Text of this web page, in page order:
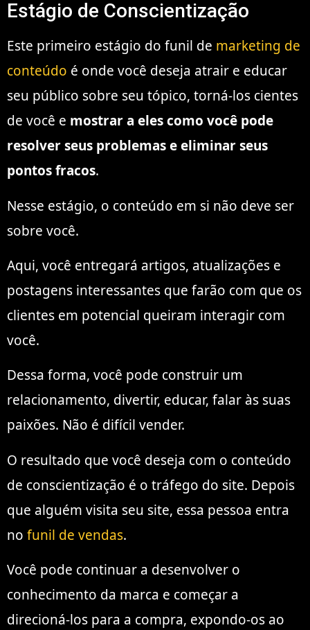
Estágio de Conscientização
Este primeiro estágio do funil de marketing de
conteúdo é onde você deseja atrair e educar
seu público sobre seu tópico, torná-los cientes
de você e mostrar a eles como você pode
resolver seus problemas e eliminar seus
pontos fracos.
Nesse estágio, o conteúdo em si não deve ser
sobre você.
Aqui, você entregará artigos, atualizações e
postagens interessantes que farão com que os
clientes em potencial queiram interagir com
você.
Dessa forma, você pode construir um
relacionamento, divertir, educar, falar às suas
paixões. Não é difícil vender.
O resultado que você deseja com o conteúdo
de conscientização é o tráfego do site. Depois
que alguém visita seu site, essa pessoa entra
no funil de vendas.
Você pode continuar a desenvolver o
conhecimento da marca e começar a
direcioná-los para a compra, expondo-os ao